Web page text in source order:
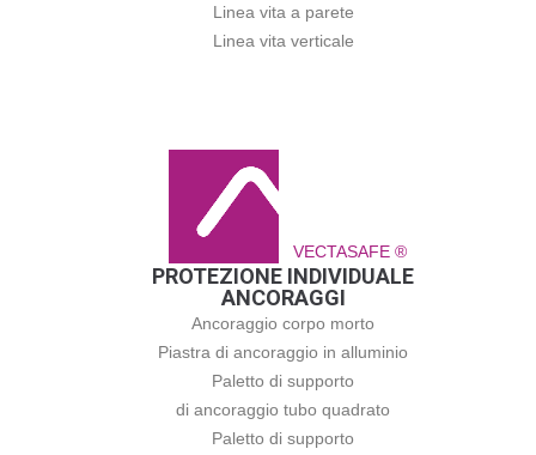
Linea vita a parete
Linea vita verticale
VECTASAFE ®
PROTEZIONE INDIVIDUALE
ANCORAGGI
Ancoraggio corpo morto
Piastra di ancoraggio in alluminio
Paletto di supporto
di ancoraggio tubo quadrato
Paletto di supporto